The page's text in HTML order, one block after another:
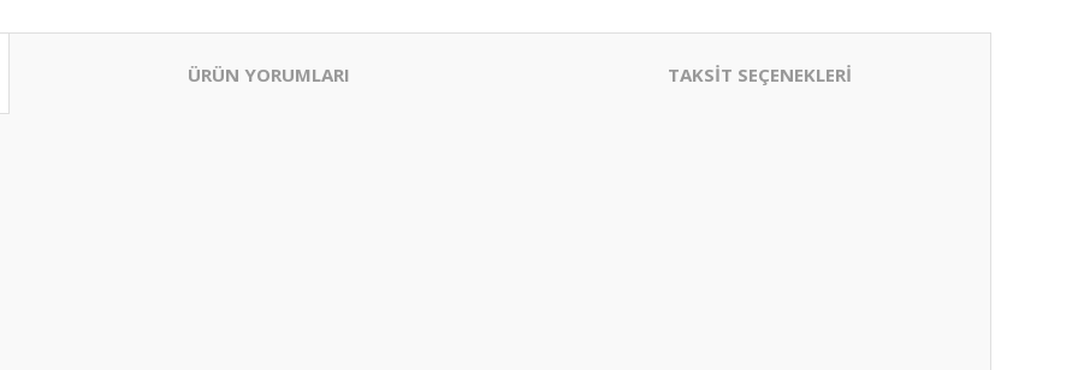
ÜRÜN YORUMLARI TAKSİT SEÇENEKLERİ